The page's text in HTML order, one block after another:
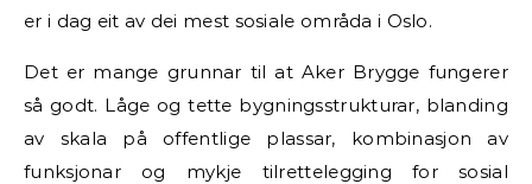
er i dag eit av dei mest sosiale områda i Oslo.
Det er mange grunnar til at Aker Brygge fungerer
så godt. Låge og tette bygningsstrukturar, blanding
av skala på offentlige plassar, kombinasjon av
funksjonar og mykje tilrettelegging for sosial